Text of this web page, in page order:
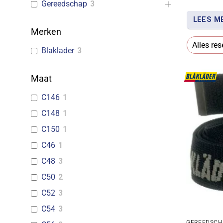
Gereedschap 3
Merken
Blaklader 3
Maat
C146 1
C148 1
C150 1
C46 1
C48 3
C50 2
C52 3
C54 3
LEES
Met
binnen
om
Alles